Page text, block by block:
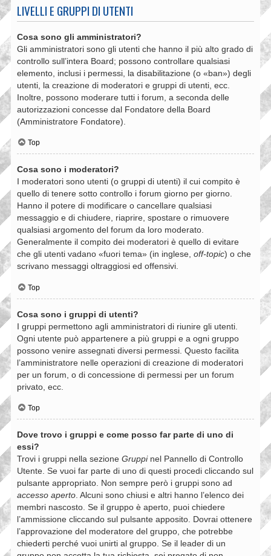
LIVELLI E GRUPPI DI UTENTI
Cosa sono gli amministratori?
Gli amministratori sono gli utenti che hanno il più alto grado di
controllo sull’intera Board; possono controllare qualsiasi
elemento, inclusi i permessi, la disabilitazione (o «ban») degli
utenti, la creazione di moderatori e gruppi di utenti, ecc.
Inoltre, possono moderare tutti i forum, a seconda delle
autorizzazioni concesse dal Fondatore della Board
(Amministratore Fondatore).
Top
Cosa sono i moderatori?
I moderatori sono utenti (o gruppi di utenti) il cui compito è
quello di tenere sotto controllo i forum giorno per giorno.
Hanno il potere di modificare o cancellare qualsiasi
messaggio e di chiudere, riaprire, spostare o rimuovere
qualsiasi argomento del forum da loro moderato.
Generalmente il compito dei moderatori è quello di evitare
che gli utenti vadano «fuori tema» (in inglese, off-topic) o che
scrivano messaggi oltraggiosi ed offensivi.
Top
Cosa sono i gruppi di utenti?
I gruppi permettono agli amministratori di riunire gli utenti.
Ogni utente può appartenere a più gruppi e a ogni gruppo
possono venire assegnati diversi permessi. Questo facilita
l’amministratore nelle operazioni di creazione di moderatori
per un forum, o di concessione di permessi per un forum
privato, ecc.
Top
Dove trovo i gruppi e come posso far parte di uno di
essi?
Trovi i gruppi nella sezione Gruppinel Pannello di Controllo
Utente. Se vuoi far parte di uno di questi procedi cliccando sul
pulsante appropriato. Non sempre però i gruppi sono ad
accesso aperto. Alcuni sono chiusi e altri hanno l’elenco dei
membri nascosto. Se il gruppo è aperto, puoi chiedere
l’ammissione cliccando sul pulsante apposito. Dovrai ottenere
l’approvazione del moderatore del gruppo, che potrebbe
chiederti perché vuoi unirti al gruppo. Se il leader di un